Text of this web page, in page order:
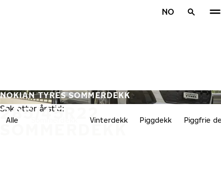
NO
285/45R22
SOMMERDEKK
NOKIAN TYRES SOMMERDEKK
Søk etter årstid:
Alle Vinterdekk Piggdekk Piggfrie